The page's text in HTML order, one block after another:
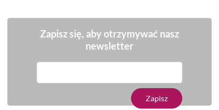
Zapisz się, aby otrzymywać nasz
newsletter